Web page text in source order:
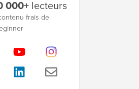
000+lecteurs
frais de